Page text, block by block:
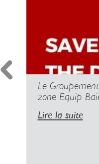
Le
zone Equip
Lire la suite